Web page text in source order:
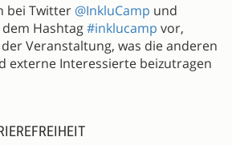
bei Twitter @InkluCamp und
Hashtag#inklucamp vor,
Veranstaltung, was die anderen
externe Interessierte beizutragen